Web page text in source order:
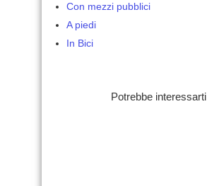
Con mezzi pubblici
A piedi
In Bici
Potrebbe interessarti